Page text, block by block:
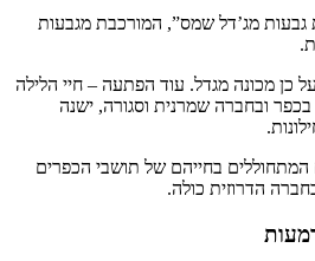
גבעות מג’דל שמס”, המורכבת מגבעות
כן מכונה מגדל. עוד הפתעה – חיי הלילה
ובחברה שמרנית וסגורה, ישנה
המתחוללים בחייהם של תושבי הכפרים
הדרוזית כולה.